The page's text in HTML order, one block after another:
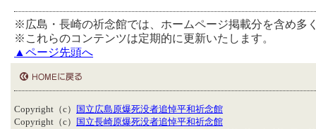
※広島・長崎の祈念館では、ホームページ掲載分を含め多
※これらのコンテンツは定期的に更新いたします。
▲ページ先頭へ
Copyright（c）
国立広島原爆死没者追悼平和祈念館
Copyright（c）
国立長崎原爆死没者追悼平和祈念館